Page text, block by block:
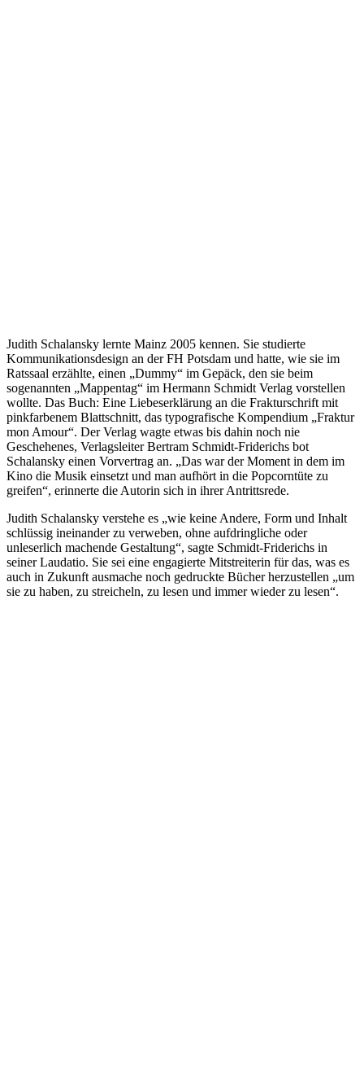
Judith Schalansky lernte Mainz 2005 kennen. Sie studierte
Kommunikationsdesign an der FH Potsdam und hatte, wie sie im
Ratssaal erzählte, einen „Dummy“ im Gepäck, den sie beim
sogenannten „Mappentag“ im Hermann Schmidt Verlag vorstellen
wollte. Das Buch: Eine Liebeserklärung an die Frakturschrift mit
pinkfarbenem Blattschnitt, das typografische Kompendium „Fraktur
mon Amour“. Der Verlag wagte etwas bis dahin noch nie
Geschehenes, Verlagsleiter Bertram Schmidt-Friderichs bot
Schalansky einen Vorvertrag an. „Das war der Moment in dem im
Kino die Musik einsetzt und man aufhört in die Popcorntüte zu
greifen“, erinnerte die Autorin sich in ihrer Antrittsrede.
Judith Schalansky verstehe es „wie keine Andere, Form und Inhalt
schlüssig ineinander zu verweben, ohne aufdringliche oder
unleserlich machende Gestaltung“, sagte Schmidt-Friderichs in
seiner Laudatio. Sie sei eine engagierte Mitstreiterin für das, was es
auch in Zukunft ausmache noch gedruckte Bücher herzustellen „um
sie zu haben, zu streicheln, zu lesen und immer wieder zu lesen“.